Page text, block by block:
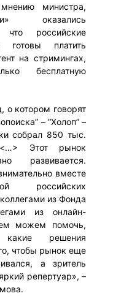
министра,
оказались
российские
готовы платить
на стримингах,
бесплатную
о котором говорят
– “Холоп” –
собрал 850 тыс.
<…> Этот рынок
развивается.
вместе
российских
из Фонда
из онлайн-
можем помочь,
какие решения
чтобы рынок еще
а зритель
репертуар», –